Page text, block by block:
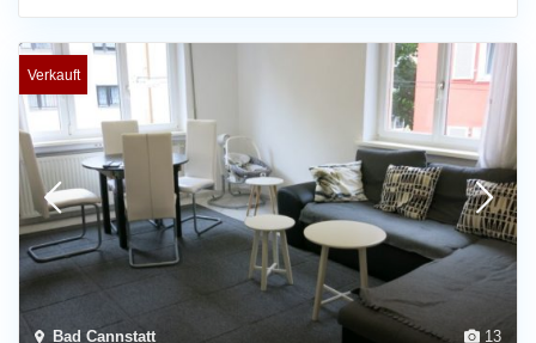
13
Bad Cannstatt
Verkauft